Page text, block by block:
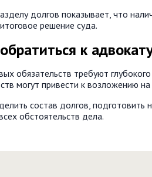
долгов показывает, что
решение суда.
к
обязательств требуют
могут привести к возложению
состав долгов, подготовить
обстоятельств дела.